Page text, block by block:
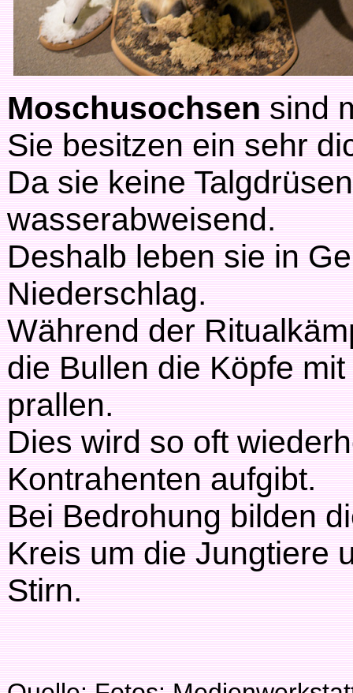
Moschusochsensind
Sie besitzen ein sehr
Da sie keine
wasserabweisend.
Deshalb leben sie in
Niederschlag.
Während der
die Bullen die Köpfe
prallen.
Dies wird so oft
Kontrahenten aufgibt.
Bei Bedrohung bilden
Kreis um die Jungtiere
Stirn.